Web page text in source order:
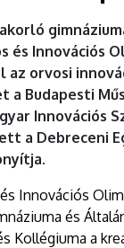
és
az orvosi
Budapesti
Innovációs
a Debreceni
Innovációs
és
Kollégiuma a